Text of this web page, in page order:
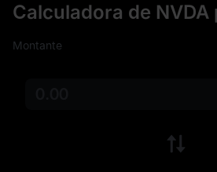
Calculadora de NVDA
Montante